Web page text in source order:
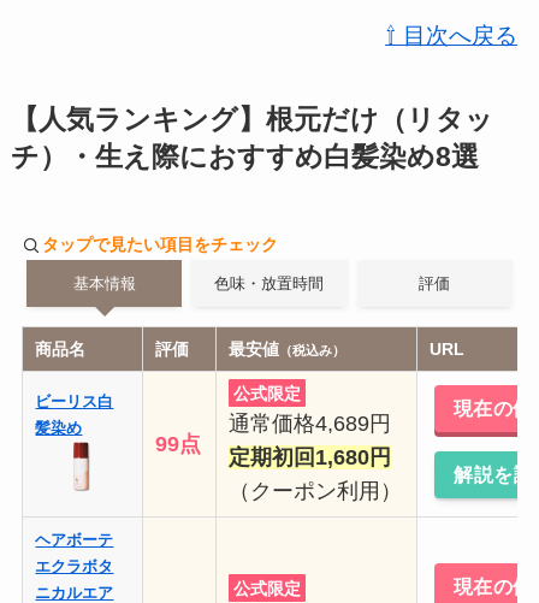
⇧ 目次へ戻る
【人気ランキング】根元だけ（リタッ
チ）・生え際におすすめ白髪染め8選
タップで見たい項目をチェック
基本情報 色味・放置時間 評価
商品名 評価 最安値 （税込み） URL
ビーリス白
髪染め
99点
公式限定
通常価格4,689円
定期初回1,680円
（クーポン利用）
現在の価
解説を読
ヘアボーテ
エクラボタ
ニカルエア
公式限定 現在の価